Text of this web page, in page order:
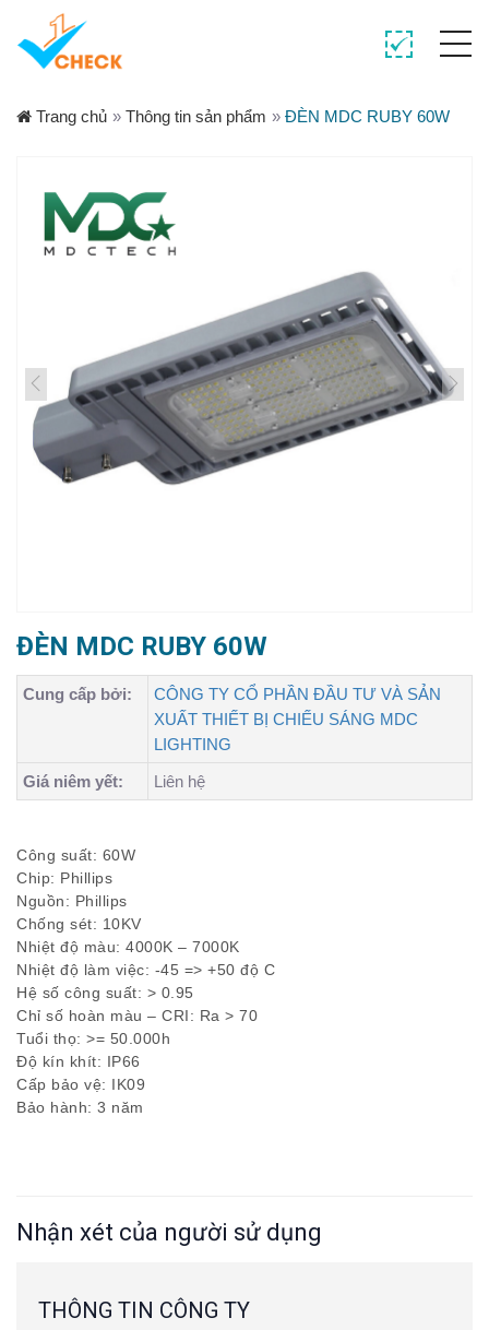
Trang chủ » Thông tin sản phẩm » ĐÈN MDC RUBY 60W
ĐÈN MDC RUBY 60W
Cung cấp bởi:
CÔNG TY CỔ PHẦN ĐẦU TƯ VÀ SẢN
XUẤT THIẾT BỊ CHIẾU SÁNG MDC
LIGHTING
Giá niêm yết:
Liên hệ
Công suất: 60W
Chip: Phillips
Nguồn: Phillips
Chống sét: 10KV
Nhiệt độ màu: 4000K – 7000K
Nhiệt độ làm việc: -45 => +50 độ C
Hệ số công suất: > 0.95
Chỉ số hoàn màu – CRI: Ra > 70
Tuổi thọ: >= 50.000h
Độ kín khít: IP66
Cấp bảo vệ: IK09
Bảo hành: 3 năm
Nhận xét của người sử dụng
THÔNG TIN CÔNG TY